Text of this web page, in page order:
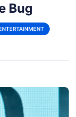
Bug